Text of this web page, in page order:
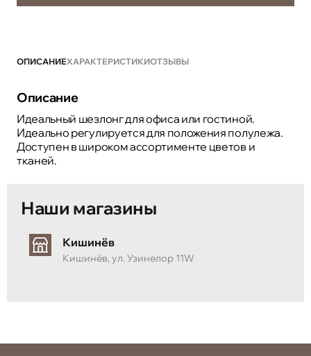
ОПИСАНИЕХАРАКТЕРИСТИКИОТЗЫВЫ
Описание
Идеальный шезлонг для офиса или гостиной.
Идеально регулируется для положения полулежа.
Доступен в широком ассортименте цветов и
тканей.
Наши магазины
Кишинёв
Кишинёв, ул. Узинелор 11W